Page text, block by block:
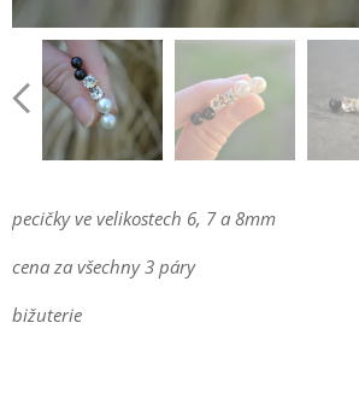
pecičky ve velikostech 6, 7 a 8mm
cena za všechny 3 páry
bižuterie